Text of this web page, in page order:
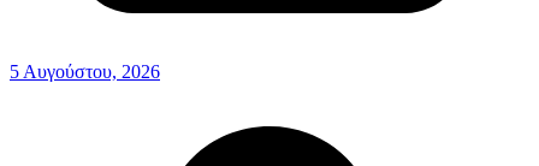
5 Αυγούστου, 2026